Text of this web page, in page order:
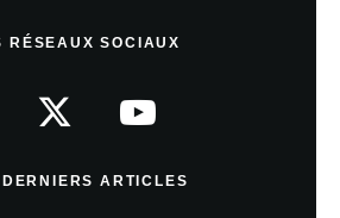
à 5 h 33 min
fighting…
RÉSEAUX SOCIAUX
DERNIERS ARTICLES